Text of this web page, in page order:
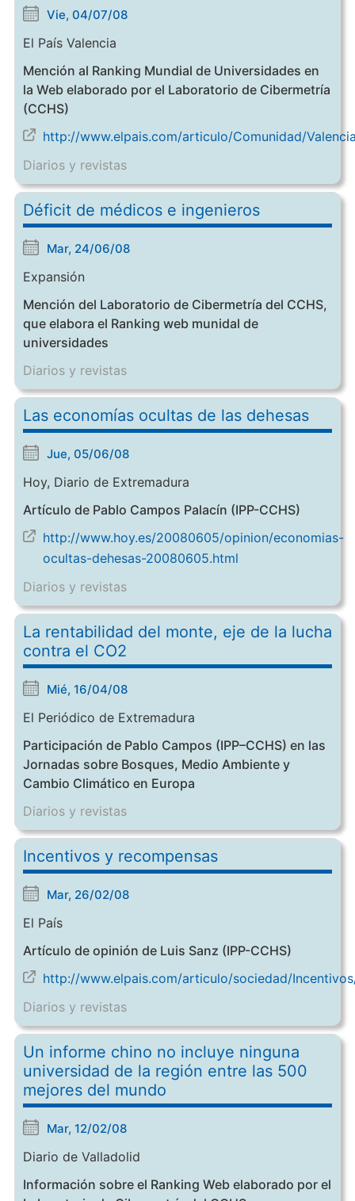
Vie, 04/07/08
El País Valencia
Mención al Ranking Mundial de Universidades en
la Web elaborado por el Laboratorio de Cibermetría
(CCHS)
http://www.elpais.com/articulo/Comunidad/
Diarios y revistas
Déficit de médicos e ingenieros
Mar, 24/06/08
Expansión
Mención del Laboratorio de Cibermetría del CCHS,
que elabora el Ranking web munidal de
universidades
Diarios y revistas
Las economías ocultas de las dehesas
Jue, 05/06/08
Hoy, Diario de Extremadura
Artículo de Pablo Campos Palacín (IPP-CCHS)
http://www.hoy.es/20080605/opinion/economias-
ocultas-dehesas-20080605.html
Diarios y revistas
La rentabilidad del monte, eje de la lucha
contra el CO2
Mié, 16/04/08
El Periódico de Extremadura
Participación de Pablo Campos (IPP–CCHS) en las
Jornadas sobre Bosques, Medio Ambiente y
Cambio Climático en Europa
Diarios y revistas
Incentivos y recompensas
Mar, 26/02/08
El País
Artículo de opinión de Luis Sanz (IPP-CCHS)
http://www.elpais.com/articulo/sociedad/
Diarios y revistas
Un informe chino no incluye ninguna
universidad de la región entre las 500
mejores del mundo
Mar, 12/02/08
Diario de Valladolid
Información sobre el Ranking Web elaborado por el